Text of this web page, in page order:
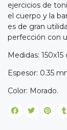
ejercicios de
el cuerpo y la
es de gran
perfección con
Medidas: 150x15
Espesor: 0.35
Color: Morado.